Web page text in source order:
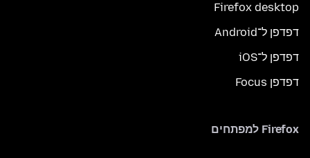
Firefox desktop
דפדפן ל־Android
דפדפן ל־iOS
דפדפן Focus
Firefox למפתחים